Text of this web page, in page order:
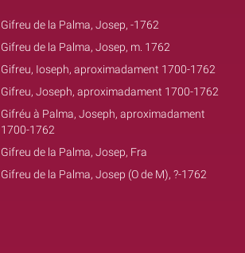
Gifreu de la Palma, Josep, -1762
Gifreu de la Palma, Josep, m. 1762
Gifreu, Ioseph, aproximadament 1700-1762
Gifreu, Joseph, aproximadament 1700-1762
Gifréu à Palma, Joseph, aproximadament
1700-1762
Gifreu de la Palma, Josep, Fra
Gifreu de la Palma, Josep (O de M), ?-1762